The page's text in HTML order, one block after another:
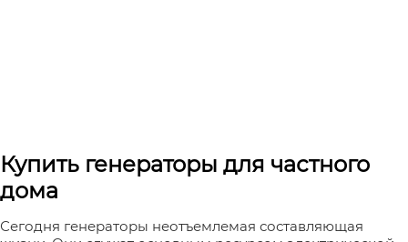
Купить генераторы для частного
дома
Сегодня генераторы неотъемлемая составляющая